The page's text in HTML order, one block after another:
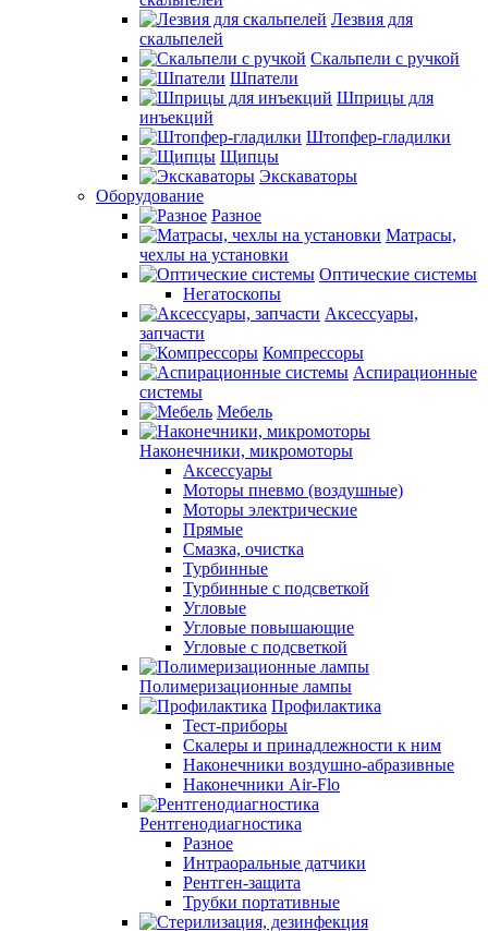
Лезвия для
скальпелей
Скальпели с ручкой
Шпатели
Шприцы для
инъекций
Штопфер-гладилки
Щипцы
Экскаваторы
Оборудование
Разное
Матрасы,
чехлы на установки
Оптические системы
Негатоскопы
Аксессуары,
запчасти
Компрессоры
Аспирационные
системы
Мебель
Наконечники, микромоторы
Аксессуары
Моторы пневмо (воздушные)
Моторы электрические
Прямые
Смазка, очистка
Турбинные
Турбинные с подсветкой
Угловые
Угловые повышающие
Угловые с подсветкой
Полимеризационные лампы
Профилактика
Тест-приборы
Скалеры и принадлежности к ним
Наконечники воздушно-абразивные
Наконечники Air-Flo
Рентгенодиагностика
Разное
Интраоральные датчики
Рентген-защита
Трубки портативные